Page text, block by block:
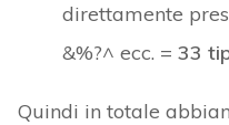
direttamente
&%?^ ecc. = 33
Quindi in totale